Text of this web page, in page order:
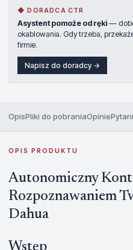
◆ DORADCA CTR
Asystent pomoże od ręki —
okablowania. Gdy trzeba,
firmie.
Napisz do doradcy →
OpisPliki do pobraniaOpinie
OPIS PRODUKTU
Autonomiczny
Rozpoznawaniem
Dahua
Wstęp